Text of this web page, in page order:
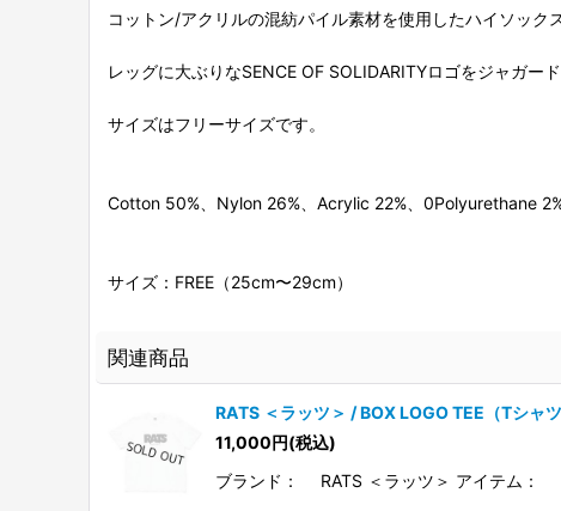
コットン/アクリルの混紡パイル素材を使用したハイソックス
レッグに大ぶりなSENCE OF SOLIDARITYロゴをジャガー
サイズはフリーサイズです。
Cotton 50%、Nylon 26%、Acrylic 22%、0Polyurethane
サイズ：FREE（25cm〜29cm）
関連商品
RATS ＜ラッツ＞ / BOX LOGO TEE（Tシャ
11,000円(税込)
ブランド： RATS ＜ラッツ＞ アイテム：